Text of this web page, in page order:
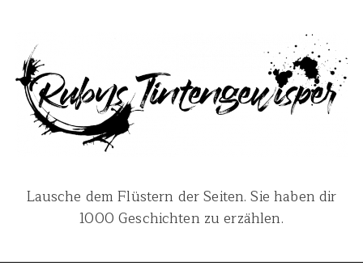
Lausche dem Flüstern der Seiten. Sie haben dir
1000 Geschichten zu erzählen.